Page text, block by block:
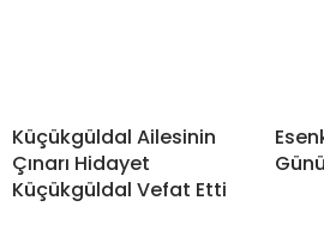
Küçükgüldal Ailesinin
Çınarı Hidayet
Küçükgüldal Vefat Etti
Günü